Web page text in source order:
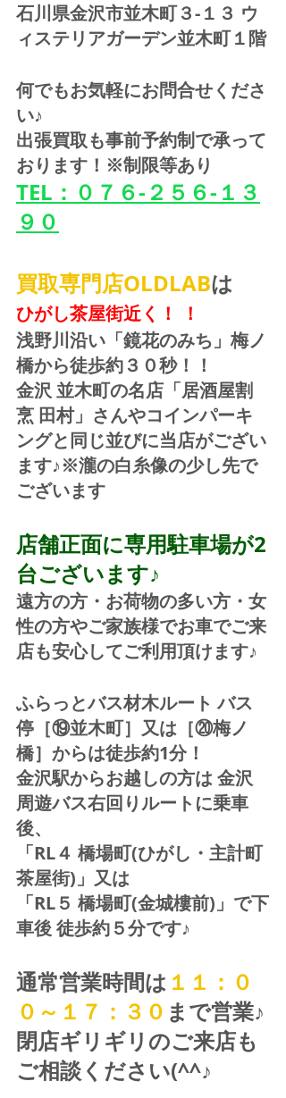
石川県金沢市並木町３-１３ ウ
ィステリアガーデン並木町１階
何でもお気軽にお問合せくださ
い♪
出張買取も事前予約制で承って
おります！※制限等あり
TEL：０７６-２５６-１３
９０
買取専門店OLDLABは
ひがし茶屋街近く！ ！
浅野川沿い「鏡花のみち」梅ノ
橋から徒歩約３０秒！！
金沢 並木町の名店「居酒屋割
烹 田村」さんやコインパーキ
ングと同じ並びに当店がござい
ます♪※瀧の白糸像の少し先で
ございます
店舗正面に専用駐車場が2
台ございます♪
遠方の方・お荷物の多い方・女
性の方やご家族様でお車でご来
店も安心してご利用頂けます♪
ふらっとバス材木ルート バス
停［⑲並木町］又は［⑳梅ノ
橋］からは徒歩約1分！
金沢駅からお越しの方は 金沢
周遊バス右回りルートに乗車
後、
「RL４ 橋場町(ひがし・主計町
茶屋街)」又は
「RL５ 橋場町(金城樓前)」で下
車後 徒歩約５分です♪
通常営業時間は １１：０
０～１７：３０ まで営業♪
閉店ギリギリのご来店も
ご相談ください(^^♪